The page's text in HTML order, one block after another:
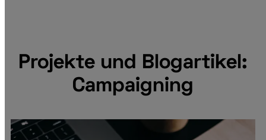
Projekte und Blogartikel:
Campaigning